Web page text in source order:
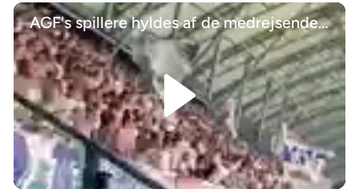
AGF's spillere hyldes af de medrejsende tilhængere efter miraklet i Poznan
/